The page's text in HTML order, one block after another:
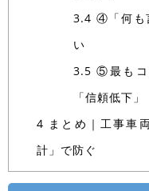
3.4 ④「何も
い
3.5 ⑤最もコ
「信頼低下」
4 まとめ｜工事車
計」で防ぐ